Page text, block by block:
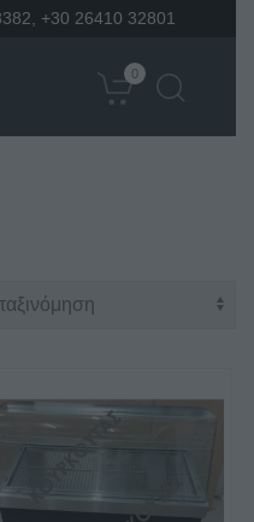
+30 26410 32801
0